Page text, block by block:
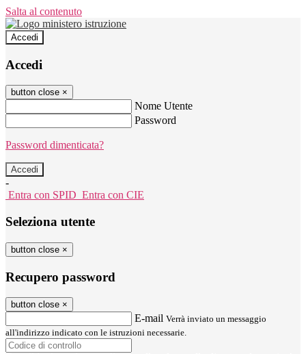
Salta al contenuto
Accedi
Accedi
button close ×
Nome Utente
Password
Password dimenticata?
-
Entra con SPID Entra con CIE
Seleziona utente
button close ×
Recupero password
button close ×
E-mail Verrà inviato un messaggio
all'indirizzo indicato con le istruzioni necessarie.